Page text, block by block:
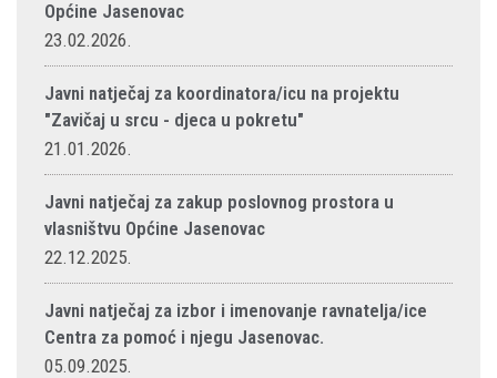
Općine Jasenovac
23.02.2026.
Javni natječaj za koordinatora/icu na projektu
"Zavičaj u srcu - djeca u pokretu"
21.01.2026.
Javni natječaj za zakup poslovnog prostora u
vlasništvu Općine Jasenovac
22.12.2025.
Javni natječaj za izbor i imenovanje ravnatelja/ice
Centra za pomoć i njegu Jasenovac.
05.09.2025.